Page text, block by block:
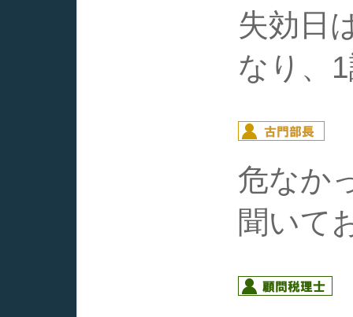
失効日
なり、
危なか
聞いて